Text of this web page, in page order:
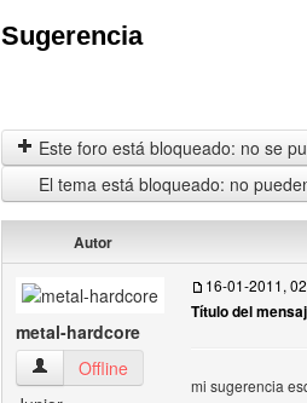
Sugerencia
Este foro está bloqueado: no se
El tema está bloqueado: no
Autor
metal-hardcore
metal-hardcore Ver perfil del usuario
Offline
16-01-2011,
Título del
mi sugerencia